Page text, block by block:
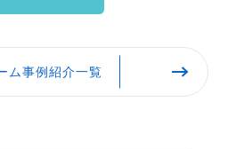
ム事例紹介一覧